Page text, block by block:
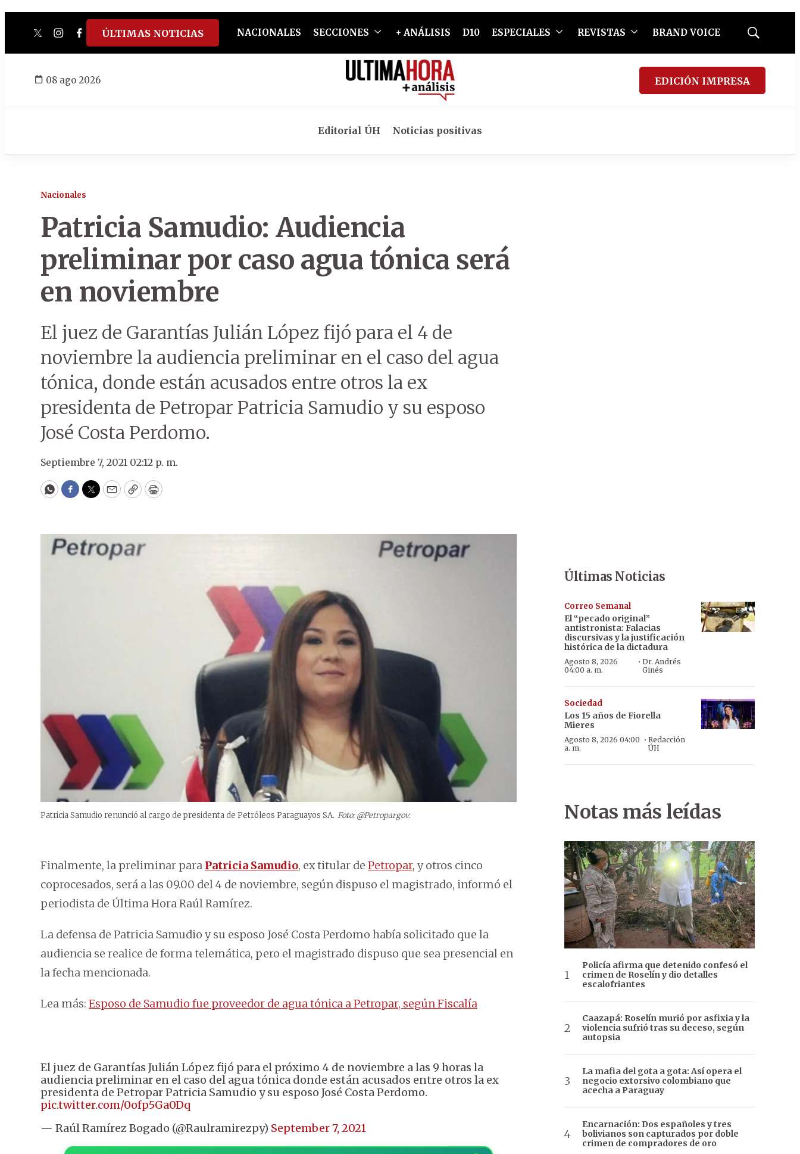
twitterinstagram
facebook
tiktokyoutube
spotify
ÚLTIMAS NOTICIAS NACIONALES SECCIONES + ANÁLISIS D10 ESPECIALES REVISTAS BRAND VOICE
Mostrar
08 ago 2026 EDICIÓN IMPRESA
Editorial ÚH Noticias positivas
Nacionales
Patricia Samudio: Audiencia
preliminar por caso agua tónica será
en noviembre
El juez de Garantías Julián López fijó para el 4 de
noviembre la audiencia preliminar en el caso del agua
tónica, donde están acusados entre otros la ex
presidenta de Petropar Patricia Samudio y su esposo
José Costa Perdomo.
Septiembre 7, 2021 02:12 p. m.
WhatsApp
Facebook
Twitter
EmailCopyPrint
Patricia Samudio renunció al cargo de presidenta de Petróleos Paraguayos SA. Foto: @Petropargov.
Finalmente, la preliminar para Patricia Samudio, ex titular de Petropar, y otros cinco
coprocesados, será a las 09.00 del 4 de noviembre, según dispuso el magistrado, informó el
periodista de Última Hora Raúl Ramírez.
La defensa de Patricia Samudio y su esposo José Costa Perdomo había solicitado que la
audiencia se realice de forma telemática, pero el magistrado dispuso que sea presencial en
la fecha mencionada.
Lea más: Esposo de Samudio fue proveedor de agua tónica a Petropar, según Fiscalía
El juez de Garantías Julián López fijó para el próximo 4 de noviembre a las 9 horas la
audiencia preliminar en el caso del agua tónica donde están acusados entre otros la ex
presidenta de Petropar Patricia Samudio y su esposo José Costa Perdomo.
pic.twitter.com/0ofp5Ga0Dq
— Raúl Ramírez Bogado (@Raulramirezpy) September 7, 2021
Últimas Noticias
Correo Semanal
El “pecado original”
antistronista: Falacias
discursivas y la justificación
histórica de la dictadura
Agosto 8, 2026
04:00 a. m.
·Dr. Andrés
Ginés
Sociedad
Los 15 años de Fiorella
Mieres
Agosto 8, 2026 04:00
a. m.
· Redacción
ÚH
Notas más leídas
Policía afirma que detenido confesó el
crimen de Roselín y dio detalles
escalofriantes
Caazapá: Roselín murió por asfixia y la
violencia sufrió tras su deceso, según
autopsia
La mafia del gota a gota: Así opera el
negocio extorsivo colombiano que
acecha a Paraguay
Encarnación: Dos españoles y tres
bolivianos son capturados por doble
crimen de compradores de oro